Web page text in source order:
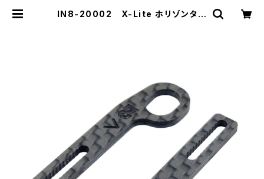
IN8-20002 X-Lite ホリゾンタル